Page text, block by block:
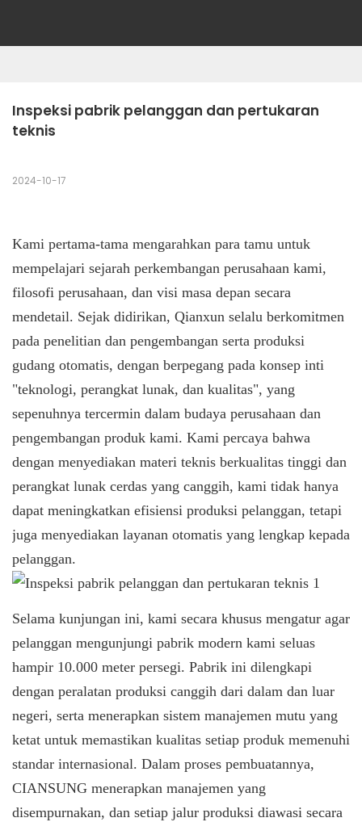
Inspeksi pabrik pelanggan dan pertukaran
teknis
2024-10-17
Kami pertama-tama mengarahkan para tamu untuk
mempelajari sejarah perkembangan perusahaan kami,
filosofi perusahaan, dan visi masa depan secara
mendetail. Sejak didirikan, Qianxun selalu berkomitmen
pada penelitian dan pengembangan serta produksi
gudang otomatis, dengan berpegang pada konsep inti
"teknologi, perangkat lunak, dan kualitas", yang
sepenuhnya tercermin dalam budaya perusahaan dan
pengembangan produk kami. Kami percaya bahwa
dengan menyediakan materi teknis berkualitas tinggi dan
perangkat lunak cerdas yang canggih, kami tidak hanya
dapat meningkatkan efisiensi produksi pelanggan, tetapi
juga menyediakan layanan otomatis yang lengkap kepada
pelanggan.
Selama kunjungan ini, kami secara khusus mengatur agar
pelanggan mengunjungi pabrik modern kami seluas
hampir 10.000 meter persegi. Pabrik ini dilengkapi
dengan peralatan produksi canggih dari dalam dan luar
negeri, serta menerapkan sistem manajemen mutu yang
ketat untuk memastikan kualitas setiap produk memenuhi
standar internasional. Dalam proses pembuatannya,
CIANSUNG menerapkan manajemen yang
disempurnakan, dan setiap jalur produksi diawasi secara